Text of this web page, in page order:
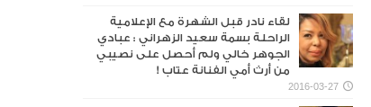
لقاء نادر قبل الشهرة مع الإعلامية
الراحلة بسمة سعيد الزهراني : عبادي
الجوهر خالي ولم أحصل على نصيبي
من أرث أمي الفنانة عتاب !
2016-03-27